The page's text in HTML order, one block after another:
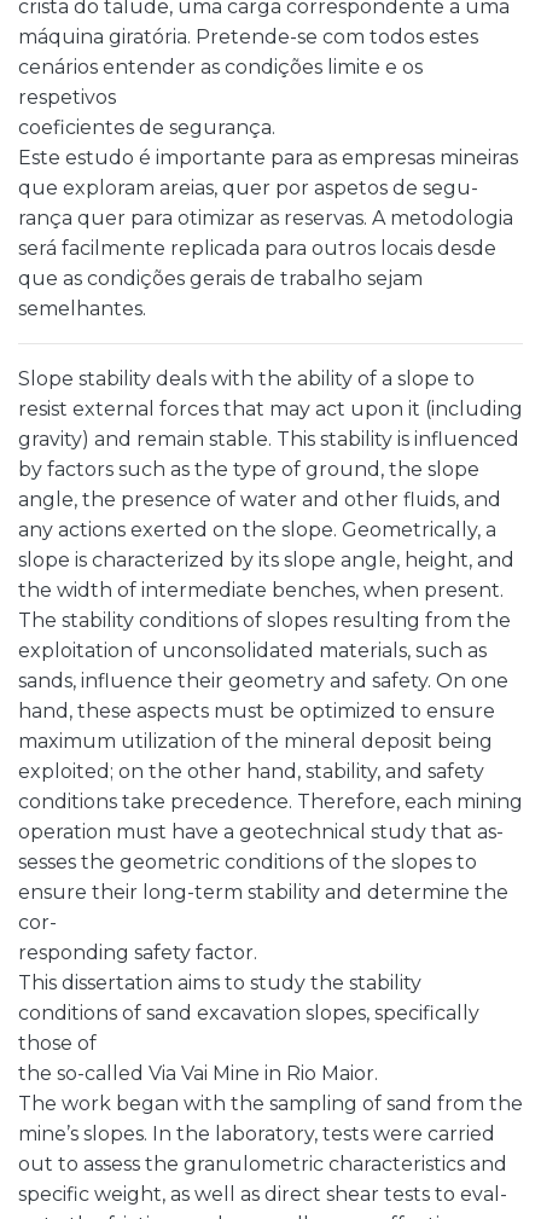
crista do talude, uma carga correspondente a uma
máquina giratória. Pretende-se com todos estes
cenários entender as condições limite e os
respetivos
coeficientes de segurança.
Este estudo é importante para as empresas mineiras
que exploram areias, quer por aspetos de segu-
rança quer para otimizar as reservas. A metodologia
será facilmente replicada para outros locais desde
que as condições gerais de trabalho sejam
semelhantes.
Slope stability deals with the ability of a slope to
resist external forces that may act upon it (including
gravity) and remain stable. This stability is influenced
by factors such as the type of ground, the slope
angle, the presence of water and other fluids, and
any actions exerted on the slope. Geometrically, a
slope is characterized by its slope angle, height, and
the width of intermediate benches, when present.
The stability conditions of slopes resulting from the
exploitation of unconsolidated materials, such as
sands, influence their geometry and safety. On one
hand, these aspects must be optimized to ensure
maximum utilization of the mineral deposit being
exploited; on the other hand, stability, and safety
conditions take precedence. Therefore, each mining
operation must have a geotechnical study that as-
sesses the geometric conditions of the slopes to
ensure their long-term stability and determine the
cor-
responding safety factor.
This dissertation aims to study the stability
conditions of sand excavation slopes, specifically
those of
the so-called Via Vai Mine in Rio Maior.
The work began with the sampling of sand from the
mine’s slopes. In the laboratory, tests were carried
out to assess the granulometric characteristics and
specific weight, as well as direct shear tests to eval-